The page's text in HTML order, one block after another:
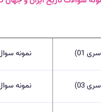
01) نمونه
03) نمونه